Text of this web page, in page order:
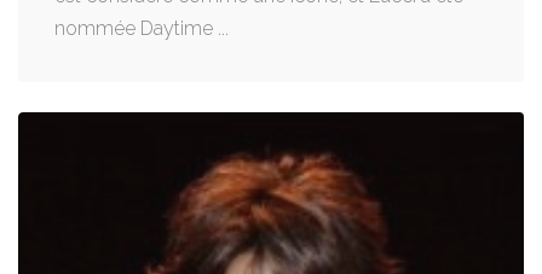
nommée Daytime ...